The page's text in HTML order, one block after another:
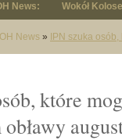
News: Wokół
IOH News » IPN szuka
które